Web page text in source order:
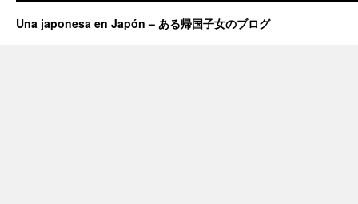
Una japonesa en Japón – ある帰国子女のブログ